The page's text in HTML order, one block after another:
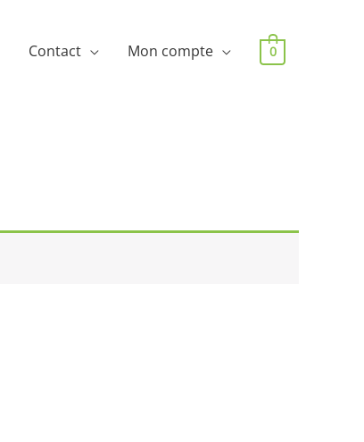
Contact Mon compte 0